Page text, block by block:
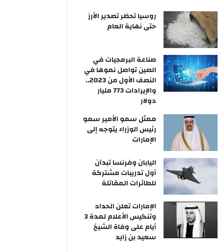
روسيا تحظر تصدير الأرز
حتى نهاية العام
صناعة البرمجيات في
الصين تواصل نموها في
النصف الأول من 2023..
والإيرادات 773 مليار
دولار
ممثل سمو الأمير سمو
رئيس الوزراء يتوجه إلى
الإمارات
اليابان وفرنسا تبدآن
أول تدريبات مشتركة
للطائرات المقاتلة
الإمارات تعلن الحداد
وتنكيس الأعلام لمدة 3
أيام على وفاة الشيخ
سعيد بن زايد